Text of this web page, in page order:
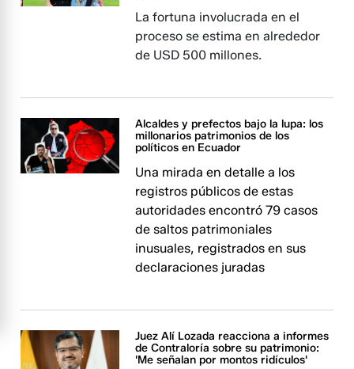
La fortuna involucrada en el
proceso se estima en alrededor
de USD 500 millones.
Alcaldes y prefectos bajo la lupa: los
millonarios patrimonios de los
políticos en Ecuador
Una mirada en detalle a los
registros públicos de estas
autoridades encontró 79 casos
de saltos patrimoniales
inusuales, registrados en sus
declaraciones juradas
Juez Alí Lozada reacciona a informes
de Contraloría sobre su patrimonio:
'Me señalan por montos ridículos'